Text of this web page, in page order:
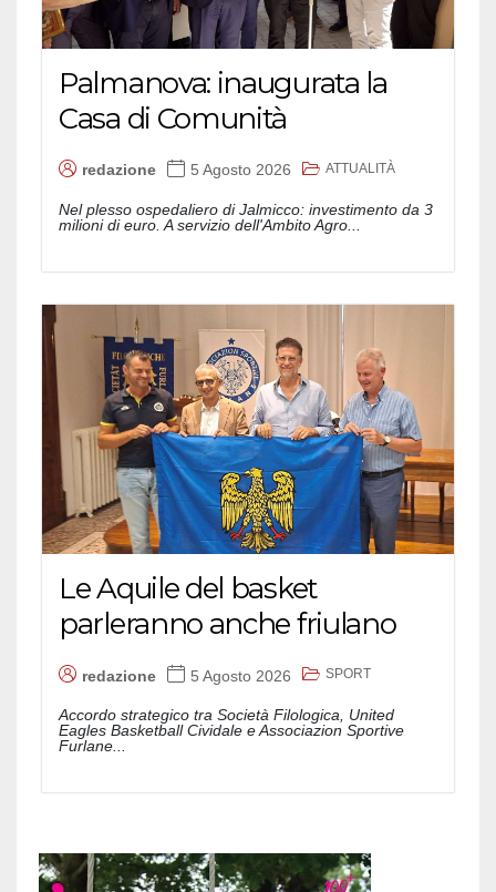
Palmanova: inaugurata la
Casa di Comunità
redazione 5 Agosto 2026 ATTUALITÀ
Nel plesso ospedaliero di Jalmicco: investimento da 3
milioni di euro. A servizio dell'Ambito Agro...
Le Aquile del basket
parleranno anche friulano
redazione 5 Agosto 2026 SPORT
Accordo strategico tra Società Filologica, United
Eagles Basketball Cividale e Associazion Sportive
Furlane...